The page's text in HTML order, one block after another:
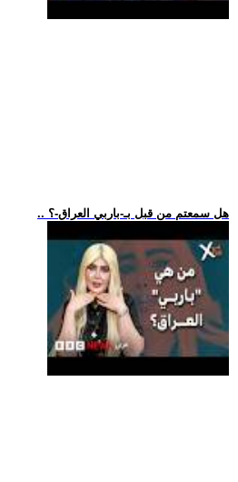
.. هل سمعتم من قبل بـ-باربي العراق-؟